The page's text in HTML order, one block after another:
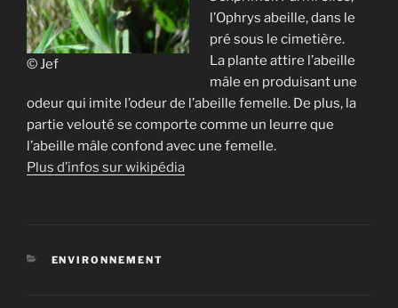
© Jef
l’Ophrys abeille, dans le
pré sous le cimetière.
La plante attire l’abeille
mâle en produisant une
odeur qui imite l’odeur de l’abeille femelle. De plus, la
partie velouté se comporte comme un leurre que
l’abeille mâle confond avec une femelle.
Plus d’infos sur wikipédia
CATÉGORIES
ENVIRONNEMENT